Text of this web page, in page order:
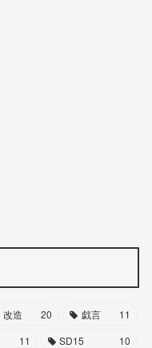
改造 20 戯言
11
11 SD15
10